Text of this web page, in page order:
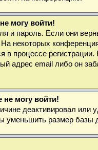
могу войти!
и пароль. Если они
некоторых
в процессе
адрес email либо он
не могу войти!
деактивировал
размер базы